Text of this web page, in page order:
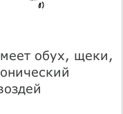
обух, щеки,